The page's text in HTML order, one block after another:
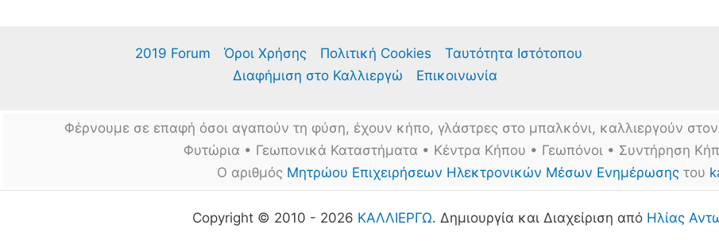
2019 Forum Όροι Χρήσης Πολιτική Cookies
Ταυτότητα Ιστότοπου
Διαφήμιση στο Καλλιεργώ
Επικοινωνία
Φέρνουμε σε επαφή όσοι αγαπούν τη φύση, έχουν κήπο, γλάστρες στο μπαλκόνι, καλλιεργούν
Φυτώρια • Γεωπονικά Καταστήματα • Κέντρα Κήπου • Γεωπόνοι • Συντήρηση
Ο αριθμός Μητρώου Επιχειρήσεων Ηλεκτρονικών Μέσων Ενημέρωσης του
Copyright © 2010 - 2026 ΚΑΛΛΙΕΡΓΩ. Δημιουργία και Διαχείριση από Ηλίας